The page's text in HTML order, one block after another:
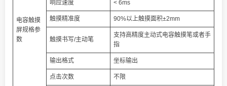
电容触摸
屏规格参
数
响应速度 < 6ms
触摸精准度 90%以上触摸面积±2mm
触摸书写/主动笔
支持高精度主动式电容触摸笔或者手
指
输出格式 坐标输出
点击次数 不限